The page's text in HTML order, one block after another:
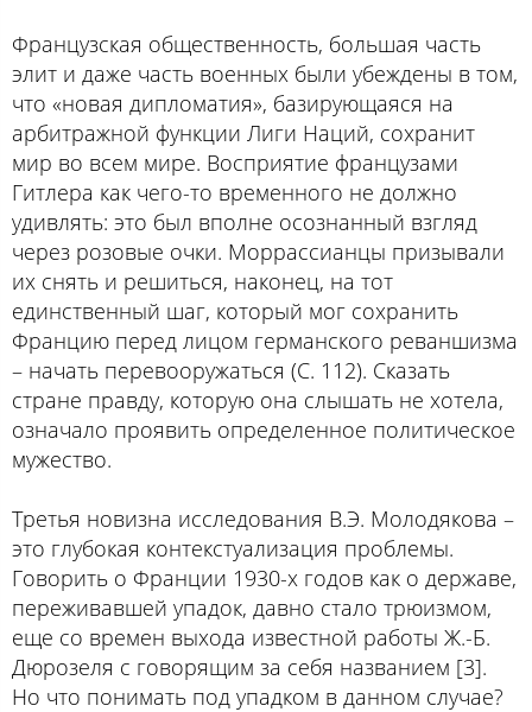
Французская общественность, большая часть
элит и даже часть военных были убеждены в том,
что «новая дипломатия», базирующаяся на
арбитражной функции Лиги Наций, сохранит
мир во всем мире. Восприятие французами
Гитлера как чего-то временного не должно
удивлять: это был вполне осознанный взгляд
через розовые очки. Моррассианцы призывали
их снять и решиться, наконец, на тот
единственный шаг, который мог сохранить
Францию перед лицом германского реваншизма
– начать перевооружаться (С. 112). Сказать
стране правду, которую она слышать не хотела,
означало проявить определенное политическое
мужество.
Третья новизна исследования В.Э. Молодякова –
это глубокая контекстуализация проблемы.
Говорить о Франции 1930-х годов как о державе,
переживавшей упадок, давно стало трюизмом,
еще со времен выхода известной работы Ж.-Б.
Дюрозеля с говорящим за себя названием [3].
Но что понимать под упадком в данном случае?